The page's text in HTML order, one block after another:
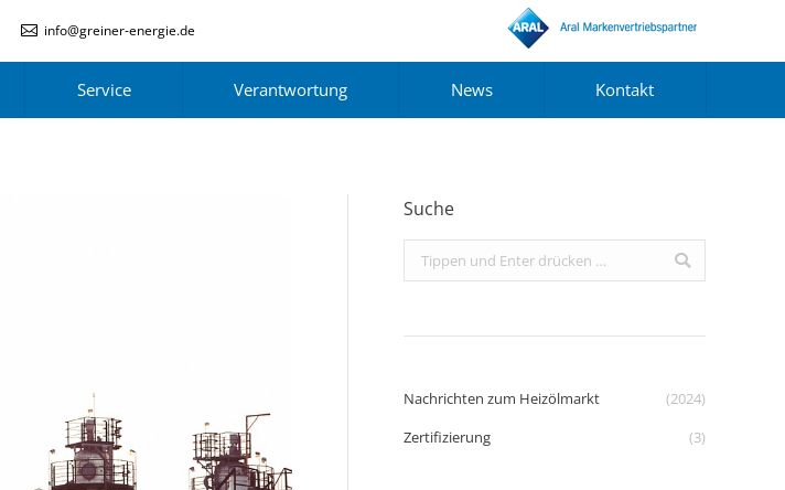
info@greiner-energie.de
Service Verantwortung News Kontakt
Suche
Search:
Nachrichten zum Heizölmarkt
(2024)
Zertifizierung
(3)